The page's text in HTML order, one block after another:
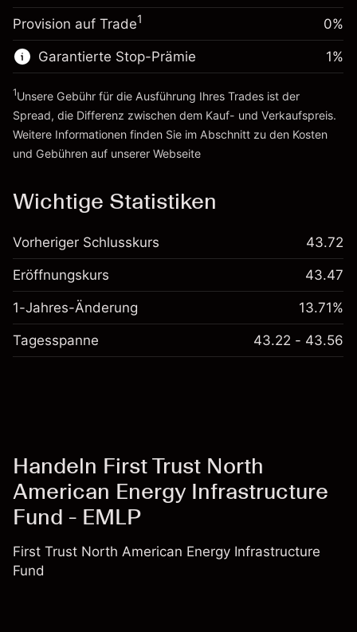
Zur Plattform
Positionsgröße mit Hebelwirkung
~$5,000.00
Geld aus Hebelwirkung ~
Zur Plattform
Provision auf Trade1 0%
Garantierte Stop-Prämie 1%
1Unsere Gebühr für die Ausführung Ihres Trades ist der
Spread, die Differenz zwischen dem Kauf- und Verkaufspreis.
Weitere Informationen finden Sie im Abschnitt zu den Kosten
und Gebühren auf unserer Webseite
Wichtige Statistiken
Vorheriger Schlusskurs 43.72
Eröffnungskurs 43.47
1-Jahres-Änderung 13.71%
Tagesspanne 43.22 - 43.56
Handeln First Trust North
American Energy Infrastructure
Fund - EMLP
First Trust North American Energy Infrastructure
Fund